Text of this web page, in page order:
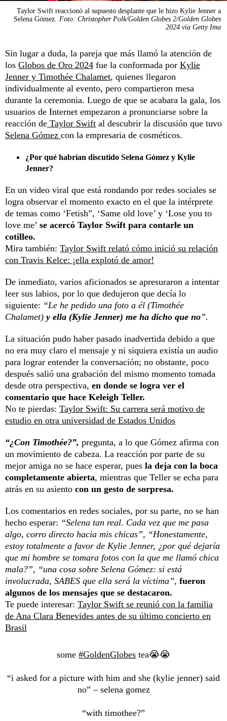
Taylor Swift reaccionó al supuesto desplante que le hizo Kylie Jenner a
Selena Gómez.
Foto: Christopher Polk/Golden Globes 2/Golden Globes
2024 via Getty Ima
Sin lugar a duda, la pareja que más llamó la atención de
los Globos de Oro 2024 fue la conformada por Kylie
Jenner y Timothée Chalamet, quienes llegaron
individualmente al evento, pero compartieron mesa
durante la ceremonia. Luego de que se acabara la gala, los
usuarios de Internet empezaron a pronunciarse sobre la
reacción de Taylor Swift al descubrir la discusión que tuvo
Selena Gómez con la empresaria de cosméticos.
¿Por qué habrían discutido Selena Gómez y Kylie
Jenner?
En un video viral que está rondando por redes sociales se
logra observar el momento exacto en el que la intérprete
de temas como ‘Fetish”, ‘Same old love’ y ‘Lose you to
love me’ se acercó Taylor Swift para contarle un
cotilleo.
Mira también: Taylor Swift relató cómo inició su relación
con Travis Kelce: ¡ella explotó de amor!
De inmediato, varios aficionados se apresuraron a intentar
leer sus labios, por lo que dedujeron que decía lo
siguiente: “Le he pedido una foto a él (Timothée
Chalamet) y ella (Kylie Jenner) me ha dicho que no”.
La situación pudo haber pasado inadvertida debido a que
no era muy claro el mensaje y ni siquiera existía un audio
para lograr entender la conversación; no obstante, poco
después salió una grabación del mismo momento tomada
desde otra perspectiva, en donde se logra ver el
comentario que hace Keleigh Teller.
No te pierdas: Taylor Swift: Su carrera será motivo de
estudio en otra universidad de Estados Unidos
“¿Con Timothée?”, pregunta, a lo que Gómez afirma con
un movimiento de cabeza. La reacción por parte de su
mejor amiga no se hace esperar, pues la deja con la boca
completamente abierta, mientras que Teller se echa para
atrás en su asiento con un gesto de sorpresa.
Los comentarios en redes sociales, por su parte, no se han
hecho esperar: “Selena tan real. Cada vez que me pasa
algo, corro directo hacia mis chicas”, “Honestamente,
estoy totalmente a favor de Kylie Jenner, ¿por qué dejaría
que mi hombre se tomara fotos con la que me llamó chica
mala?”, “una cosa sobre Selena Gómez: si está
involucrada, SABES que ella será la víctima”, fueron
algunos de los mensajes que se destacaron.
Te puede interesar: Taylor Swift se reunió con la familia
de Ana Clara Benevides antes de su último concierto en
Brasil
some #GoldenGlobes tea😭😭
“i asked for a picture with him and she (kylie jenner) said
no” – selena gomez
“with timothee?”